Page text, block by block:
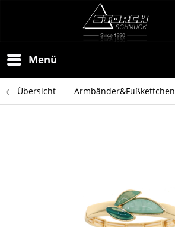
Menü
Übersicht Armbänder&Fußkettchen